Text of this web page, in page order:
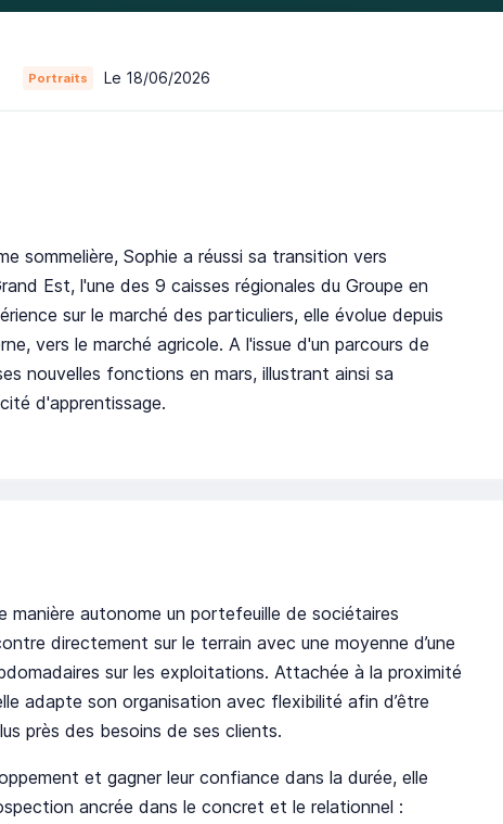
Portraits Le 18/06/2026
sommelière, Sophie a réussi sa transition vers
Est, l'une des 9 caisses régionales du Groupe en
sur le marché des particuliers, elle évolue depuis
vers le marché agricole. A l'issue d'un parcours de
nouvelles fonctions en mars, illustrant ainsi sa
d'apprentissage.
manière autonome un portefeuille de sociétaires
directement sur le terrain avec une moyenne d’une
sur les exploitations. Attachée à la proximité
adapte son organisation avec flexibilité afin d’être
près des besoins de ses clients.
et gagner leur confiance dans la durée, elle
ancrée dans le concret et le relationnel :